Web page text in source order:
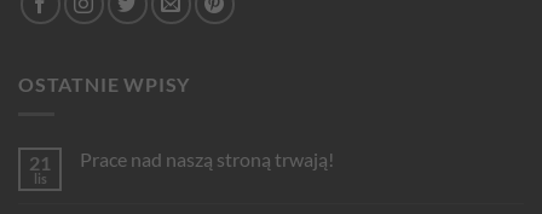
OSTATNIE WPISY
21
lis
Prace nad naszą stroną trwają!